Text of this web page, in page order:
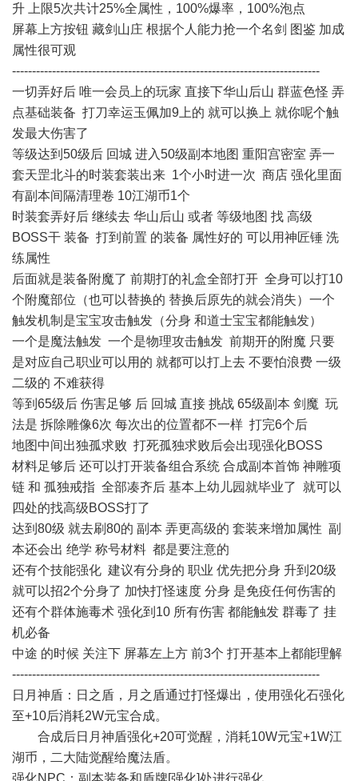
升 上限5次共计25%全属性，100%爆率，100%泡点
屏幕上方按钮 藏剑山庄 根据个人能力抢一个名剑 图鉴 加成
属性很可观
-----------------------------------------------------------------------------
一切弄好后 唯一会员上的玩家 直接下华山后山 群蓝色怪 弄
点基础装备 打刀幸运玉佩加9上的 就可以换上 就你呢个触
发最大伤害了
等级达到50级后 回城 进入50级副本地图 重阳宫密室 弄一
套天罡北斗的时装套装出来 1个小时进一次 商店 强化里面
有副本间隔清理卷 10江湖币1个
时装套弄好后 继续去 华山后山 或者 等级地图 找 高级
BOSS干 装备 打到前置 的装备 属性好的 可以用神匠锤 洗
练属性
后面就是装备附魔了 前期打的礼盒全部打开 全身可以打10
个附魔部位（也可以替换的 替换后原先的就会消失）一个
触发机制是宝宝攻击触发（分身 和道士宝宝都能触发）
一个是魔法触发 一个是物理攻击触发 前期开的附魔 只要
是对应自己职业可以用的 就都可以打上去 不要怕浪费 一级
二级的 不难获得
等到65级后 伤害足够 后 回城 直接 挑战 65级副本 剑魔 玩
法是 拆除雕像6次 每次出的位置都不一样 打完6个后
地图中间出独孤求败 打死孤独求败后会出现强化BOSS
材料足够后 还可以打开装备组合系统 合成副本首饰 神雕项
链 和 孤独戒指 全部凑齐后 基本上幼儿园就毕业了 就可以
四处的找高级BOSS打了
达到80级 就去刷80的 副本 弄更高级的 套装来增加属性 副
本还会出 绝学 称号材料 都是要注意的
还有个技能强化 建议有分身的 职业 优先把分身 升到20级
就可以招2个分身了 加快打怪速度 分身 是免疫任何伤害的
还有个群体施毒术 强化到10 所有伤害 都能触发 群毒了 挂
机必备
中途 的时候 关注下 屏幕左上方 前3个 打开基本上都能理解
-----------------------------------------------------------------------------
日月神盾：日之盾，月之盾通过打怪爆出，使用强化石强化
至+10后消耗2W元宝合成。
合成后日月神盾强化+20可觉醒，消耗10W元宝+1W江
湖币，二大陆觉醒给魔法盾。
强化NPC：副本装备和盾牌[强化]处进行强化